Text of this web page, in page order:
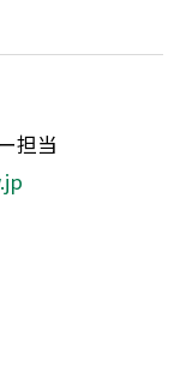
担当